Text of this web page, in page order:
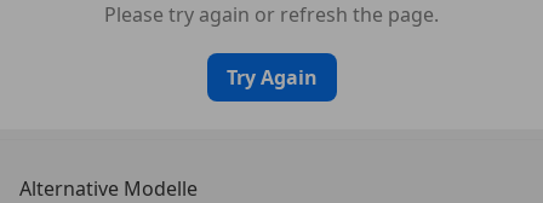
Please try again or refresh the page.
Try Again
Alternative Modelle